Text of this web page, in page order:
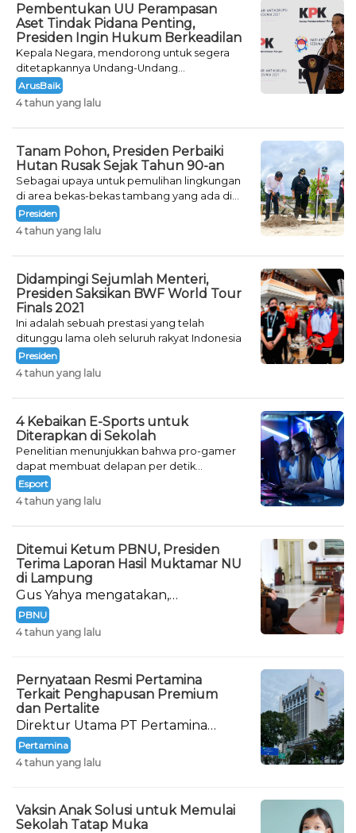
Pembentukan UU Perampasan
Aset Tindak Pidana Penting,
Presiden Ingin Hukum Berkeadilan
Kepala Negara, mendorong untuk segera
ditetapkannya Undang-Undang
Perampasan Aset Tindak Pidana terkait
sebagai upaya untuk pemulihan aset.
ArusBaik
4 tahun yang lalu
Tanam Pohon, Presiden Perbaiki
Hutan Rusak Sejak Tahun 90-an
Sebagai upaya untuk pemulihan lingkungan
di area bekas-bekas tambang yang ada di
Provinsi Kalimantan Barat, Presiden Joko
Widodo melakukan penanaman pohon.
Presiden
4 tahun yang lalu
Didampingi Sejumlah Menteri,
Presiden Saksikan BWF World Tour
Finals 2021
Ini adalah sebuah prestasi yang telah
ditunggu lama oleh seluruh rakyat Indonesia
Presiden
4 tahun yang lalu
4 Kebaikan E-Sports untuk
Diterapkan di Sekolah
Penelitian menunjukkan bahwa pro-gamer
dapat membuat delapan per detik
keputusan hingga 480 keputusan per menit.
Esport
4 tahun yang lalu
Ditemui Ketum PBNU, Presiden
Terima Laporan Hasil Muktamar NU
di Lampung
Gus Yahya mengatakan,
kedatangannya menemui Presiden
dalam rangka melaporkan hasil
PBNU
4 tahun yang lalu
Pernyataan Resmi Pertamina
Terkait Penghapusan Premium
dan Pertalite
Direktur Utama PT Pertamina
(Persero) Nicke Widyawati
memberikan pernyataan resminya
Premium dan Pertalite.
Pertamina
4 tahun yang lalu
Vaksin Anak Solusi untuk Memulai
Sekolah Tatap Muka